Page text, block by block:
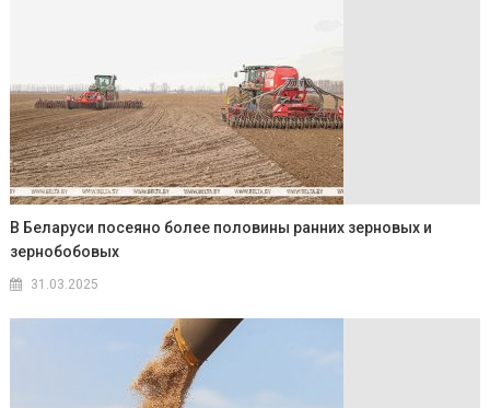
В Беларуси посеяно более половины ранних зерновых и
зернобобовых
31.03.2025